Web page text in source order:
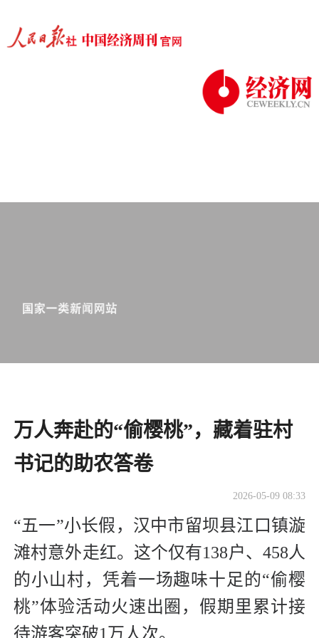
万人奔赴的“偷樱桃”，藏着驻村
书记的助农答卷
2026-05-09 08:33
“五一”小长假，汉中市留坝县江口镇漩
滩村意外走红。这个仅有138户、458人
的小山村，凭着一场趣味十足的“偷樱
桃”体验活动火速出圈，假期里累计接
待游客突破1万人次。